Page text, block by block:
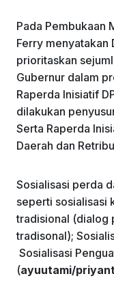
Pada Pembukaan
Ferry menyatakan
prioritaskan
Gubernur dalam
Raperda Inisiatif
dilakukan
Serta Raperda
Daerah dan
Sosialisasi perda
seperti sosialisasi
tradisional (dialog
tradisonal);
Sosialisasi
(ayuutami/